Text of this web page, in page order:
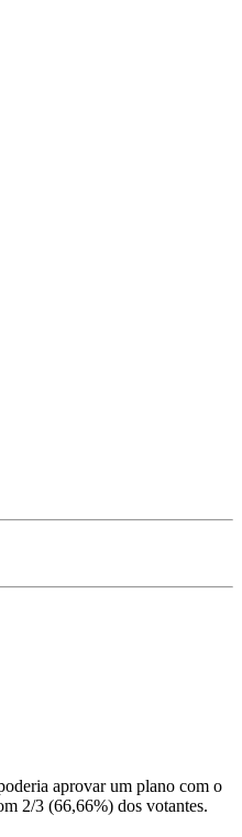
aprovar um plano com o
2/3 (66,66%) dos votantes.